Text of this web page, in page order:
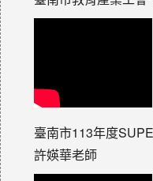
臺南市113年度
許媖華老師